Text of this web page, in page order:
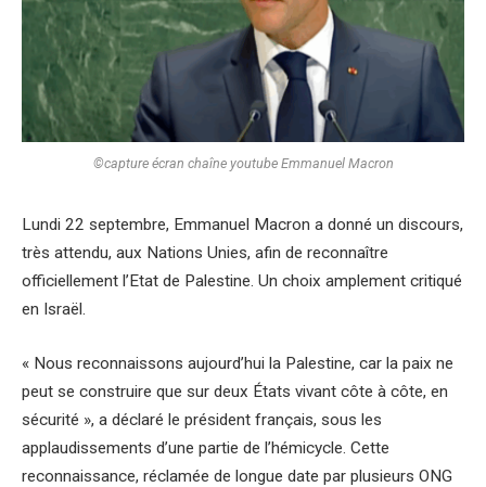
©capture écran chaîne youtube Emmanuel Macron
Lundi 22 septembre, Emmanuel Macron a donné un discours,
très attendu, aux Nations Unies, afin de reconnaître
officiellement l’Etat de Palestine. Un choix amplement critiqué
en Israël.
« Nous reconnaissons aujourd’hui la Palestine, car la paix ne
peut se construire que sur deux États vivant côte à côte, en
sécurité », a déclaré le président français, sous les
applaudissements d’une partie de l’hémicycle. Cette
reconnaissance, réclamée de longue date par plusieurs ONG